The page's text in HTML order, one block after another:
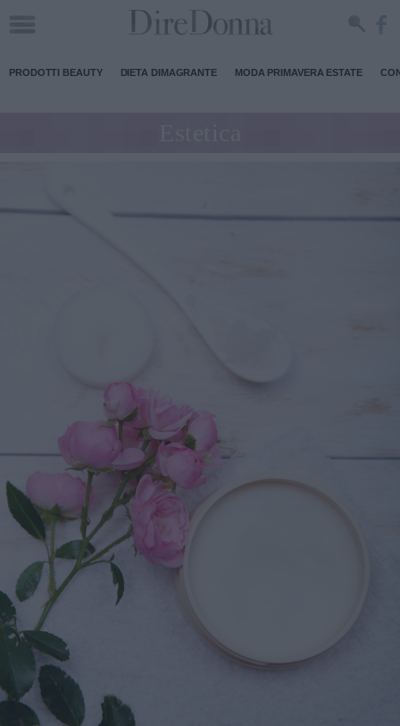
PRODOTTI BEAUTY DIETA DIMAGRANTE MODA PRIMAVERA ESTATE